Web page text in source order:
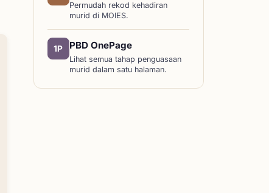
Permudah rekod kehadiran
murid di MOIES.
1P PBD OnePage
Lihat semua tahap penguasaan
murid dalam satu halaman.